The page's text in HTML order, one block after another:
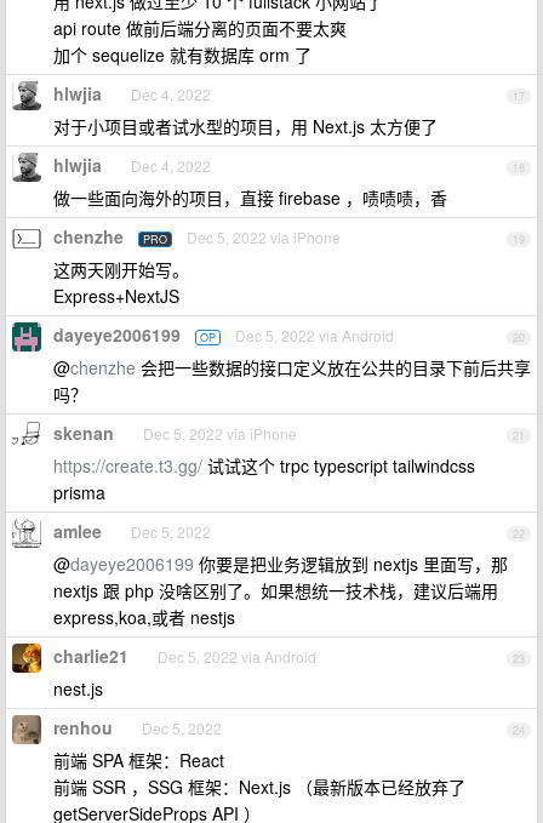
api route 做前后端分离的页面不要太爽
加个 sequelize 就有数据库 orm 了
17
hlwjia Dec 4, 2022
对于小项目或者试水型的项目，用 Next.js 太方便了
18
hlwjia Dec 4, 2022
做一些面向海外的项目，直接 firebase ，啧啧啧，香
19
chenzhe PRO Dec 5, 2022 via iPhone
这两天刚开始写。
Express+NextJS
20
dayeye2006199 OP Dec 5, 2022 via Android
@chenzhe 会把一些数据的接口定义放在公共的目录下前后共享
吗？
21
skenan Dec 5, 2022 via iPhone
https://create.t3.gg/ 试试这个 trpc typescript tailwindcss
prisma
22
amlee Dec 5, 2022
@dayeye2006199 你要是把业务逻辑放到 nextjs 里面写，那
nextjs 跟 php 没啥区别了。如果想统一技术栈，建议后端用
express,koa,或者 nestjs
23
charlie21 Dec 5, 2022 via Android
nest.js
24
renhou Dec 5, 2022
前端 SPA 框架：React
前端 SSR ，SSG 框架：Next.js （最新版本已经放弃了
getServerSideProps API ）